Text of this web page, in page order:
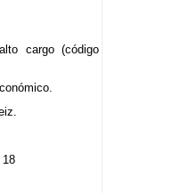
cargo (código